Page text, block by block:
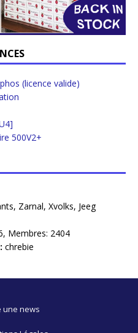
(licence valide)
500V2+
, Zarnal, Xvolks, Jeeg
Membres: 2404
chrebie
une news